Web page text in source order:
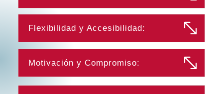
Flexibilidad y Accesibilidad:
Motivación y Compromiso: